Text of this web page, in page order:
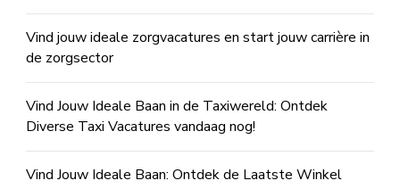
Vind jouw ideale zorgvacatures en start jouw carrière in
de zorgsector
Vind Jouw Ideale Baan in de Taxiwereld: Ontdek
Diverse Taxi Vacatures vandaag nog!
Vind Jouw Ideale Baan: Ontdek de Laatste Winkel